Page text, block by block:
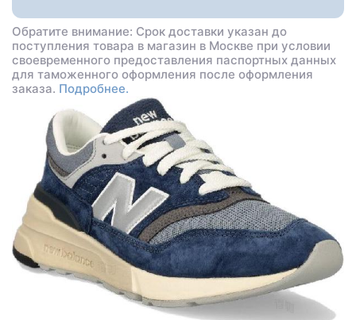
Обратите внимание: Срок доставки указан до
поступления товара в магазин в Москве при условии
своевременного предоставления паспортных данных
для таможенного оформления после оформления
заказа. Подробнее.